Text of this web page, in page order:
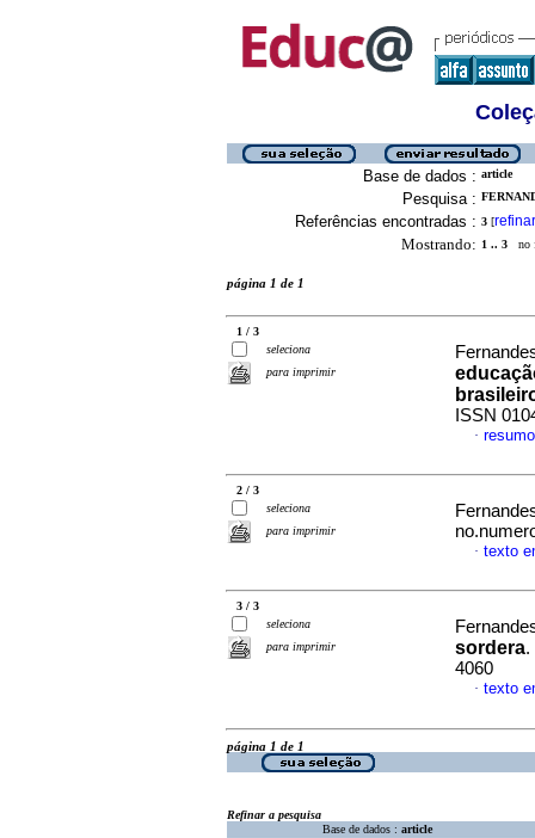
Base de dados : article
Pesquisa :
Referências encontradas : 3 [refinar
Mostrando: 1 .. 3 no
página 1 de 1
1 / 3
seleciona
para imprimir
ISSN
·
2 / 3
seleciona
para imprimir
· texto
3 / 3
seleciona
para imprimir
sordera.
4060
· texto
página 1 de 1
Refinar a pesquisa
Base de dados : article